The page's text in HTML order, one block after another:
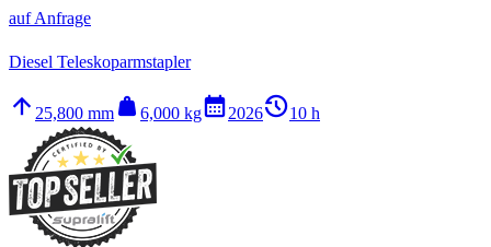
auf Anfrage
Diesel Teleskoparmstapler
arrow_upward 25,800 mm weight 6,000 kgcalendar_month2026history_210 h